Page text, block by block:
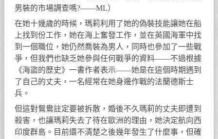
男裝的市場調查嗎?——ML）
在她十幾歲的時候，瑪莉利用了她的偽裝技能讓她在船
上找到份工作，她在海上奮發工作，並在英國海軍中找
到一個職位，她仍然喬裝為男人，同時也參加了一些戰
爭，但我們也缺乏她參與任何戰爭的資料——不過根據
《海盜的歷史》一書作者表示——她是在這個時期遇到
了自己的丈夫，一名經常在她身邊作戰的法蘭德斯士
兵。
但這對鴛鴦註定要被拆散，婚後不久瑪莉的丈夫即遭到
殺害，也讓瑪莉失去了待在歐洲的理由，她決定航向西
印度群島。目前還不清楚之後幾年發生了什麼事，但確